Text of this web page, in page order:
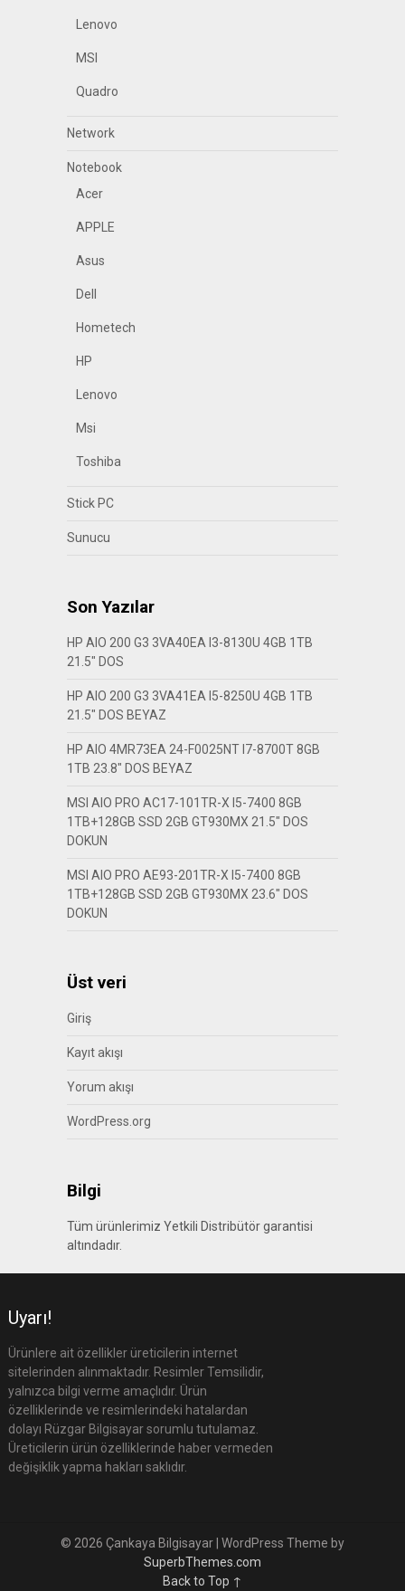
Lenovo
MSI
Quadro
Network
Notebook
Acer
APPLE
Asus
Dell
Hometech
HP
Lenovo
Msi
Toshiba
Stick PC
Sunucu
Son Yazılar
HP AIO 200 G3 3VA40EA I3-8130U 4GB 1TB
21.5″ DOS
HP AIO 200 G3 3VA41EA I5-8250U 4GB 1TB
21.5″ DOS BEYAZ
HP AIO 4MR73EA 24-F0025NT I7-8700T 8GB
1TB 23.8″ DOS BEYAZ
MSI AIO PRO AC17-101TR-X I5-7400 8GB
1TB+128GB SSD 2GB GT930MX 21.5″ DOS
DOKUN
MSI AIO PRO AE93-201TR-X I5-7400 8GB
1TB+128GB SSD 2GB GT930MX 23.6″ DOS
DOKUN
Üst veri
Giriş
Kayıt akışı
Yorum akışı
WordPress.org
Bilgi
Tüm ürünlerimiz Yetkili Distribütör garantisi
altındadır.
Uyarı!
Ürünlere ait özellikler üreticilerin internet
sitelerinden alınmaktadır. Resimler Temsilidir,
yalnızca bilgi verme amaçlıdır. Ürün
özelliklerinde ve resimlerindeki hatalardan
dolayı Rüzgar Bilgisayar sorumlu tutulamaz.
Üreticilerin ürün özelliklerinde haber vermeden
değişiklik yapma hakları saklıdır.
© 2026 Çankaya Bilgisayar | WordPress Theme by
SuperbThemes.com
Back to Top ↑